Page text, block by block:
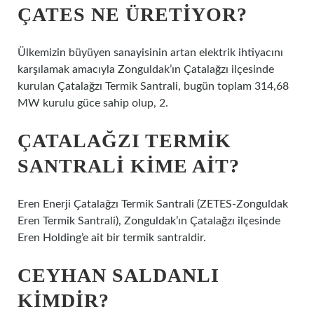
ÇATES NE ÜRETIYOR?
Ülkemizin büyüyen sanayisinin artan elektrik ihtiyacını
karşılamak amacıyla Zonguldak’ın Çatalağzı ilçesinde
kurulan Çatalağzı Termik Santrali, bugün toplam 314,68
MW kurulu güce sahip olup, 2.
ÇATALAĞZI TERMIK
SANTRALI KIME AIT?
Eren Enerji Çatalağzı Termik Santrali (ZETES-Zonguldak
Eren Termik Santrali), Zonguldak’ın Çatalağzı ilçesinde
Eren Holding’e ait bir termik santraldir.
CEYHAN SALDANLI
KIMDIR?